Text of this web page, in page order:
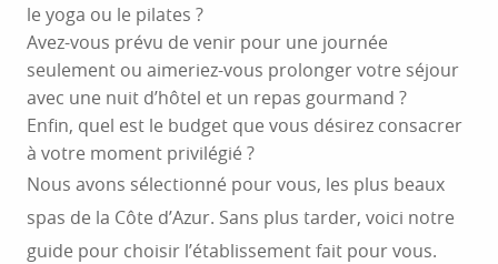
le yoga ou le pilates ?
Avez-vous prévu de venir pour une journée
seulement ou aimeriez-vous prolonger votre séjour
avec une nuit d’hôtel et un repas gourmand ?
Enfin, quel est le budget que vous désirez consacrer
à votre moment privilégié ?
Nous avons sélectionné pour vous, les plus beaux
spas de la Côte d’Azur. Sans plus tarder, voici notre
guide pour choisir l’établissement fait pour vous.